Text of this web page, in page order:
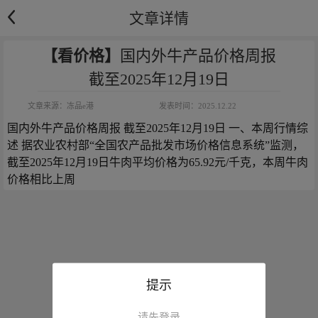
文章详情
【看价格】
国内外牛产品价格周报
截至2025年12月19日
文章来源： 冻品e港 发表时间： 2025.12.22
国内外牛产品价格周报 截至2025年12月19日 一、本周行情综
述 据农业农村部“全国农产品批发市场价格信息系统”监测，
截至2025年12月19日牛肉平均价格为65.92元/千克，本周牛肉
价格相比上周
提示